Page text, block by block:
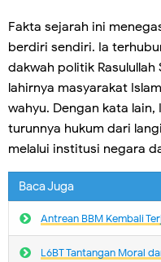
Fakta sejarah ini
berdiri sendiri. Ia
dakwah politik Rasulullah
lahirnya masyarakat
wahyu. Dengan kata
turunnya hukum dari
melalui institusi negara
Baca Juga
Antrean BBM Kembali
L6BT Tantangan Moral